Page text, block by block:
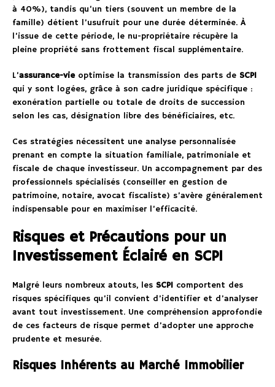
à 40%), tandis qu’un tiers (souvent un membre de la
famille) détient l’usufruit pour une durée déterminée. À
l’issue de cette période, le nu-propriétaire récupère la
pleine propriété sans frottement fiscal supplémentaire.
L’assurance-vieoptimise la transmission des parts de SCPI
qui y sont logées, grâce à son cadre juridique spécifique :
exonération partielle ou totale de droits de succession
selon les cas, désignation libre des bénéficiaires, etc.
Ces stratégies nécessitent une analyse personnalisée
prenant en compte la situation familiale, patrimoniale et
fiscale de chaque investisseur. Un accompagnement par des
professionnels spécialisés (conseiller en gestion de
patrimoine, notaire, avocat fiscaliste) s’avère généralement
indispensable pour en maximiser l’efficacité.
Risques et Précautions pour un
Investissement Éclairé en SCPI
Malgré leurs nombreux atouts, les SCPI comportent des
risques spécifiques qu’il convient d’identifier et d’analyser
avant tout investissement. Une compréhension approfondie
de ces facteurs de risque permet d’adopter une approche
prudente et mesurée.
Risques Inhérents au Marché Immobilier